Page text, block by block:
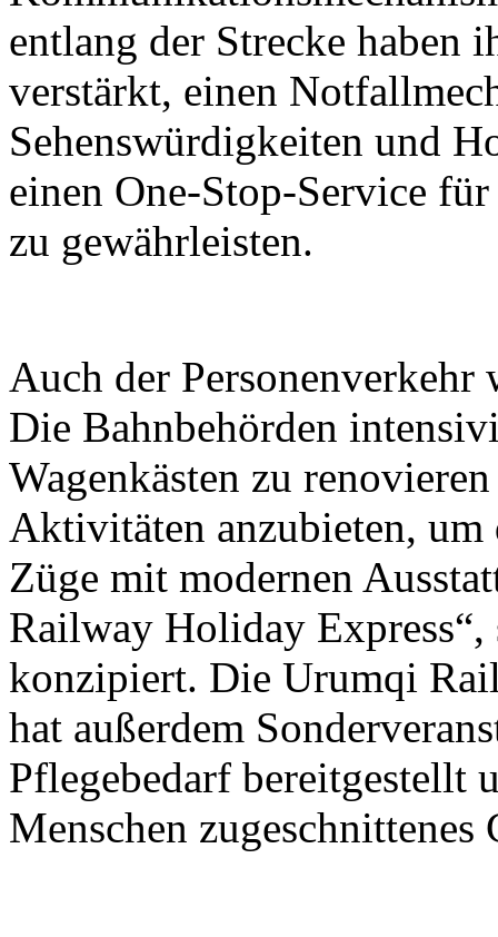
entlang der Strecke haben
verstärkt, einen
Sehenswürdigkeiten und
einen One-Stop-Service
zu gewährleisten.
Auch der
Die Bahnbehörden
Wagenkästen zu
Aktivitäten anzubieten, um
Züge mit modernen
Railway Holiday
konzipiert. Die Urumqi
hat außerdem
Pflegebedarf bereitgestellt
Menschen